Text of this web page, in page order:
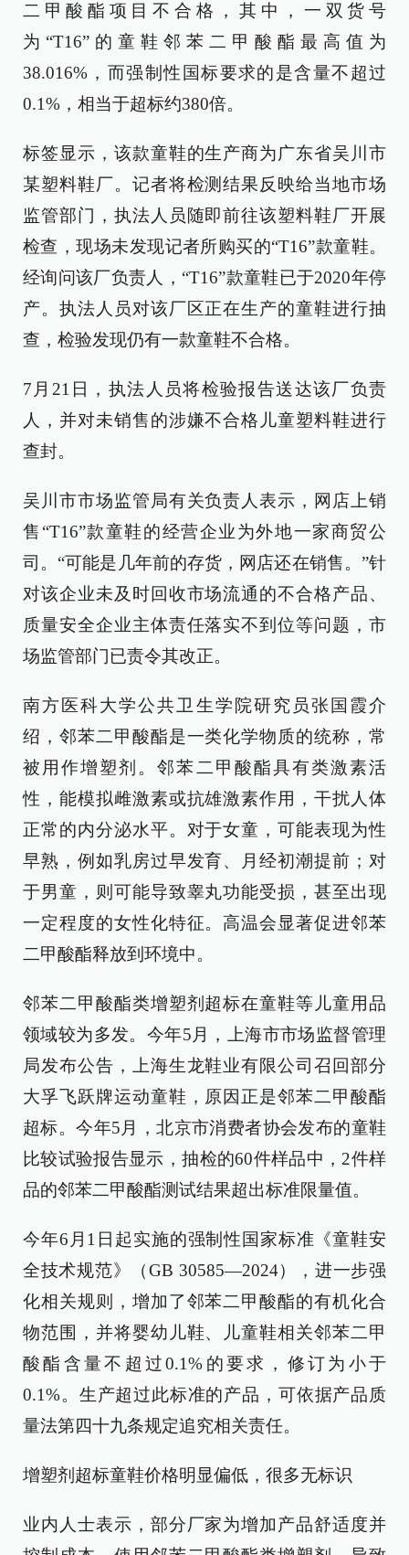
二甲酸酯项目不合格，其中，一双货号
为“T16”的童鞋邻苯二甲酸酯最高值为
38.016%，而强制性国标要求的是含量不超过
0.1%，相当于超标约380倍。
标签显示，该款童鞋的生产商为广东省吴川市
某塑料鞋厂。记者将检测结果反映给当地市场
监管部门，执法人员随即前往该塑料鞋厂开展
检查，现场未发现记者所购买的“T16”款童鞋。
经询问该厂负责人，“T16”款童鞋已于2020年停
产。执法人员对该厂区正在生产的童鞋进行抽
查，检验发现仍有一款童鞋不合格。
7月21日，执法人员将检验报告送达该厂负责
人，并对未销售的涉嫌不合格儿童塑料鞋进行
查封。
吴川市市场监管局有关负责人表示，网店上销
售“T16”款童鞋的经营企业为外地一家商贸公
司。“可能是几年前的存货，网店还在销售。”针
对该企业未及时回收市场流通的不合格产品、
质量安全企业主体责任落实不到位等问题，市
场监管部门已责令其改正。
南方医科大学公共卫生学院研究员张国霞介
绍，邻苯二甲酸酯是一类化学物质的统称，常
被用作增塑剂。邻苯二甲酸酯具有类激素活
性，能模拟雌激素或抗雄激素作用，干扰人体
正常的内分泌水平。对于女童，可能表现为性
早熟，例如乳房过早发育、月经初潮提前；对
于男童，则可能导致睾丸功能受损，甚至出现
一定程度的女性化特征。高温会显著促进邻苯
二甲酸酯释放到环境中。
邻苯二甲酸酯类增塑剂超标在童鞋等儿童用品
领域较为多发。今年5月，上海市市场监督管理
局发布公告，上海生龙鞋业有限公司召回部分
大孚飞跃牌运动童鞋，原因正是邻苯二甲酸酯
超标。今年5月，北京市消费者协会发布的童鞋
比较试验报告显示，抽检的60件样品中，2件样
品的邻苯二甲酸酯测试结果超出标准限量值。
今年6月1日起实施的强制性国家标准《童鞋安
全技术规范》（GB 30585—2024），进一步强
化相关规则，增加了邻苯二甲酸酯的有机化合
物范围，并将婴幼儿鞋、儿童鞋相关邻苯二甲
酸酯含量不超过0.1%的要求，修订为小于
0.1%。生产超过此标准的产品，可依据产品质
量法第四十九条规定追究相关责任。
增塑剂超标童鞋价格明显偏低，很多无标识
业内人士表示，部分厂家为增加产品舒适度并